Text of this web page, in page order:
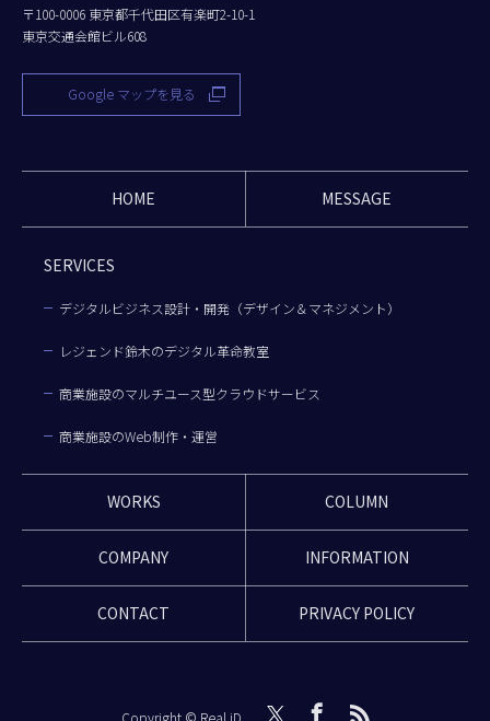
〒100-0006 東京都千代田区有楽町2-10-1
東京交通会館ビル608
Google マップを見る
HOME MESSAGE
SERVICES
デジタルビジネス設計・開発（デザイン＆マネジメント）
レジェンド鈴木のデジタル革命教室
商業施設のマルチユース型クラウドサービス
商業施設のWeb制作・運営
WORKS COLUMN
COMPANY INFORMATION
CONTACT PRIVACY POLICY
Copyright © Real iD